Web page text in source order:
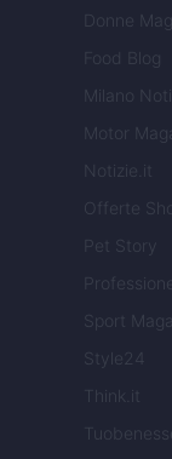
Donne
Food Blog
Milano
Motor
Notizie.it
Offerte
Pet Story
Sport
Style24
Think.it